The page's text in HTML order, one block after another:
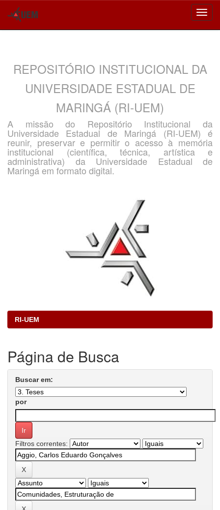
REPOSITÓRIO INSTITUCIONAL DA
UNIVERSIDADE ESTADUAL DE
MARINGÁ (RI-UEM)
A missão do Repositório Institucional da
Universidade Estadual de Maringá (RI-UEM) é
reunir, preservar e permitir o acesso à memória
institucional (científica, técnica, artística e
administrativa) da Universidade Estadual de
Maringá em formato digital.
RI-UEM
Página de Busca
Buscar em:
por
Filtros correntes: